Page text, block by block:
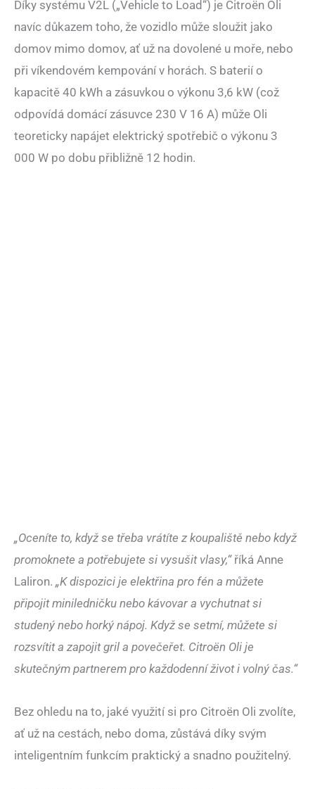
Díky systému V2L („Vehicle to Load“) je Citroën Oli
navíc důkazem toho, že vozidlo může sloužit jako
domov mimo domov, ať už na dovolené u moře, nebo
při víkendovém kempování v horách. S baterií o
kapacitě 40 kWh a zásuvkou o výkonu 3,6 kW (což
odpovídá domácí zásuvce 230 V 16 A) může Oli
teoreticky napájet elektrický spotřebič o výkonu 3
000 W po dobu přibližně 12 hodin.
„Oceníte to, když se třeba vrátíte z koupaliště nebo když
promoknete a potřebujete si vysušit vlasy,“říká Anne
Laliron. „K dispozici je elektřina pro fén a můžete
připojit miniledničku nebo kávovar a vychutnat si
studený nebo horký nápoj. Když se setmí, můžete si
rozsvítit a zapojit gril a povečeřet. Citroën Oli je
skutečným partnerem pro každodenní život i volný čas.“
Bez ohledu na to, jaké využití si pro Citroën Oli zvolíte,
ať už na cestách, nebo doma, zůstává díky svým
inteligentním funkcím praktický a snadno použitelný.